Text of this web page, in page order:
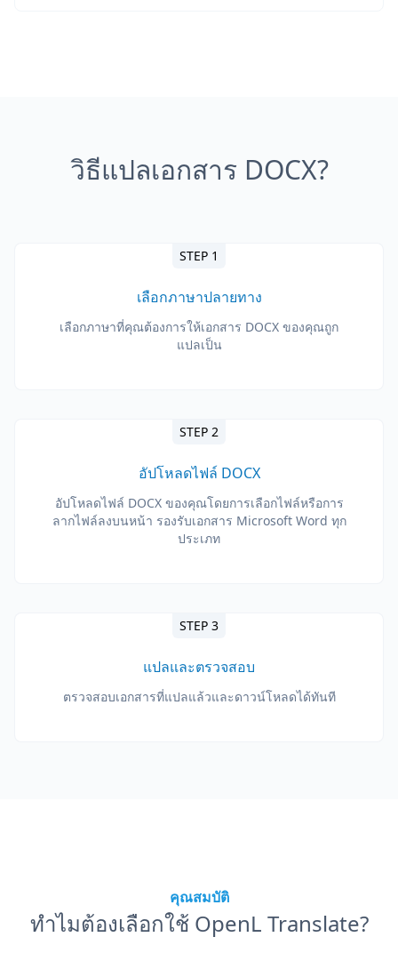
วิธีแปลเอกสาร DOCX?
STEP 1
เลือกภาษาปลายทาง
เลือกภาษาที่คุณต้องการให้เอกสาร DOCX ของคุณถูก
แปลเป็น
STEP 2
อัปโหลดไฟล์ DOCX
อัปโหลดไฟล์ DOCX ของคุณโดยการเลือกไฟล์หรือการ
ลากไฟล์ลงบนหน้า รองรับเอกสาร Microsoft Word ทุก
ประเภท
STEP 3
แปลและตรวจสอบ
ตรวจสอบเอกสารที่แปลแล้วและดาวน์โหลดได้ทันที
คุณสมบัติ
ทำไมต้องเลือกใช้ OpenL Translate?